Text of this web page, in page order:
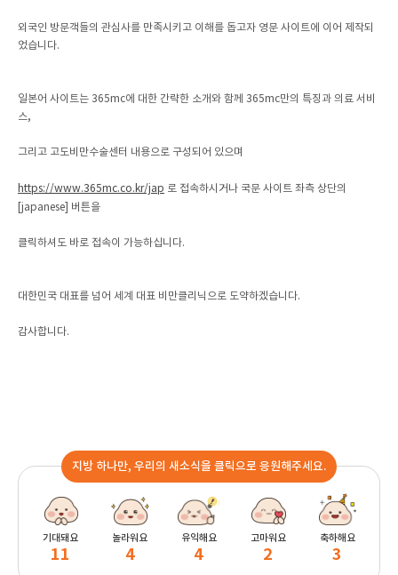
외국인 방문객들의 관심사를 만족시키고 이해를 돕고자 영문 사이트에 이어 제작되
었습니다.
일본어 사이트는 365mc에 대한 간략한 소개와 함께 365mc만의 특징과 의료 서비
스,
그리고 고도비만수술센터 내용으로 구성되어 있으며
https://www.365mc.co.kr/jap 로 접속하시거나 국문 사이트 좌측 상단의
[japanese] 버튼을
클릭하셔도 바로 접속이 가능하십니다.
대한민국 대표를 넘어 세계 대표 비만클리닉으로 도약하겠습니다.
감사합니다.
지방 하나만, 우리의 새소식을 클릭으로 응원해주세요.
기대돼요
11
놀라워요
4
유익해요
4
고마워요
2
축하해요
3